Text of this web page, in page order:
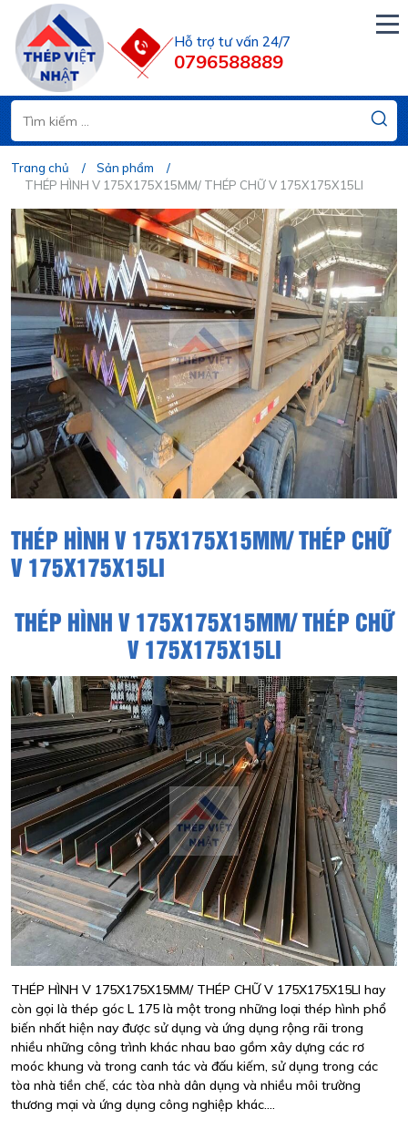
Hỗ trợ tư vấn 24/7
0796588889
Trang chủ
Sản phẩm
THÉP HÌNH V 175X175X15MM/ THÉP CHỮ V 175X175X15LI
THÉP HÌNH V 175X175X15MM/ THÉP CHỮ
V 175X175X15LI
THÉP HÌNH V 175X175X15MM/ THÉP CHỮ
V 175X175X15LI
THÉP HÌNH V 175X175X15MM/ THÉP CHỮ V 175X175X15LI hay
còn gọi là thép góc L 175 là một trong những loại thép hình phổ
biến nhất hiện nay được sử dụng và ứng dụng rộng rãi trong
nhiều những công trình khác nhau bao gồm xây dựng các rơ
moóc khung và trong canh tác và đấu kiếm, sử dụng trong các
tòa nhà tiền chế, các tòa nhà dân dụng và nhiều môi trường
thương mại và ứng dụng công nghiệp khác....